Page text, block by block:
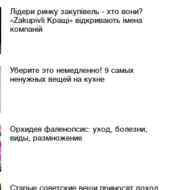
Лідери ринку закупівель - хто вони?
«Zakupivli Кращі» відкривають імена
компаній
Уберите это немедленно! 9 самых
ненужных вещей на кухне
Орхидея фаленопсис: уход, болезни,
виды, размножение
Старые советские вещи приносят доход.